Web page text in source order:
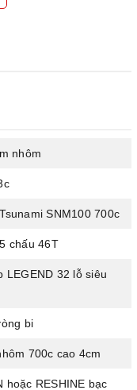
dụng đùi đĩa nhôm
Xích hạt đậu
trình sử dụng
nhôm
SNM100 700c
chấu 46T
LEGEND 32 lỗ siêu
bi
700c cao 4cm
hoặc RESHINE bạc